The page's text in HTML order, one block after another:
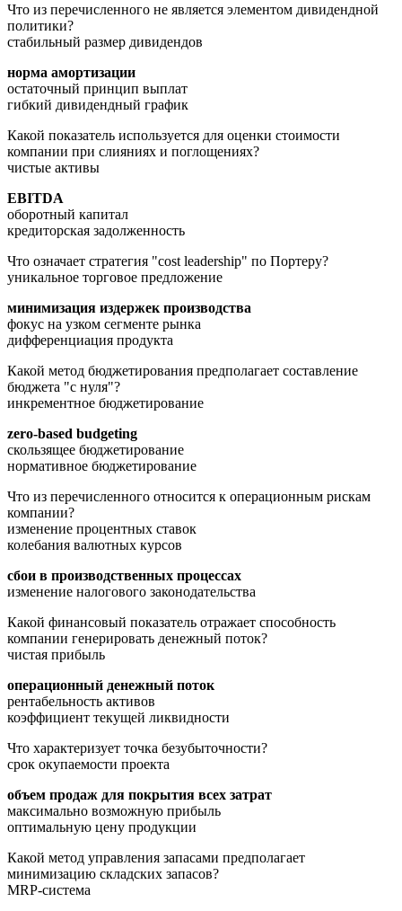
Что из перечисленного не является элементом дивидендной
политики?
стабильный размер дивидендов
норма амортизации
остаточный принцип выплат
гибкий дивидендный график
Какой показатель используется для оценки стоимости
компании при слияниях и поглощениях?
чистые активы
EBITDA
оборотный капитал
кредиторская задолженность
Что означает стратегия "cost leadership" по Портеру?
уникальное торговое предложение
минимизация издержек производства
фокус на узком сегменте рынка
дифференциация продукта
Какой метод бюджетирования предполагает составление
бюджета "с нуля"?
инкрементное бюджетирование
zero-based budgeting
скользящее бюджетирование
нормативное бюджетирование
Что из перечисленного относится к операционным рискам
компании?
изменение процентных ставок
колебания валютных курсов
сбои в производственных процессах
изменение налогового законодательства
Какой финансовый показатель отражает способность
компании генерировать денежный поток?
чистая прибыль
операционный денежный поток
рентабельность активов
коэффициент текущей ликвидности
Что характеризует точка безубыточности?
срок окупаемости проекта
объем продаж для покрытия всех затрат
максимально возможную прибыль
оптимальную цену продукции
Какой метод управления запасами предполагает
минимизацию складских запасов?
MRP-система